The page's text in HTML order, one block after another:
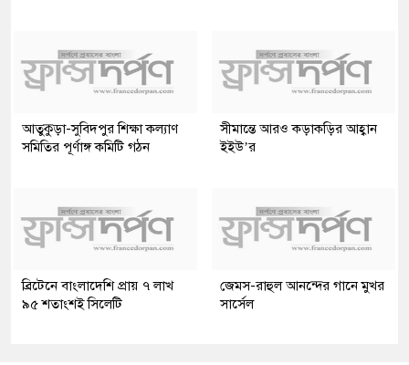
আতুকুড়া-সুবিদপুর শিক্ষা কল্যাণ
সমিতির পূর্ণাঙ্গ কমিটি গঠন
সীমান্তে আরও কড়াকড়ির আহ্বান
ইইউ’র
ব্রিটেনে বাংলাদেশি প্রায় ৭ লাখ
৯৫ শতাংশই সিলেটি
জেমস-রাহুল আনন্দের গানে মুখর
সার্সেল